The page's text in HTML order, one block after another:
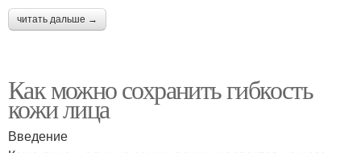
читать дальше →
Как можно сохранить гибкость
кожи лица
Введение